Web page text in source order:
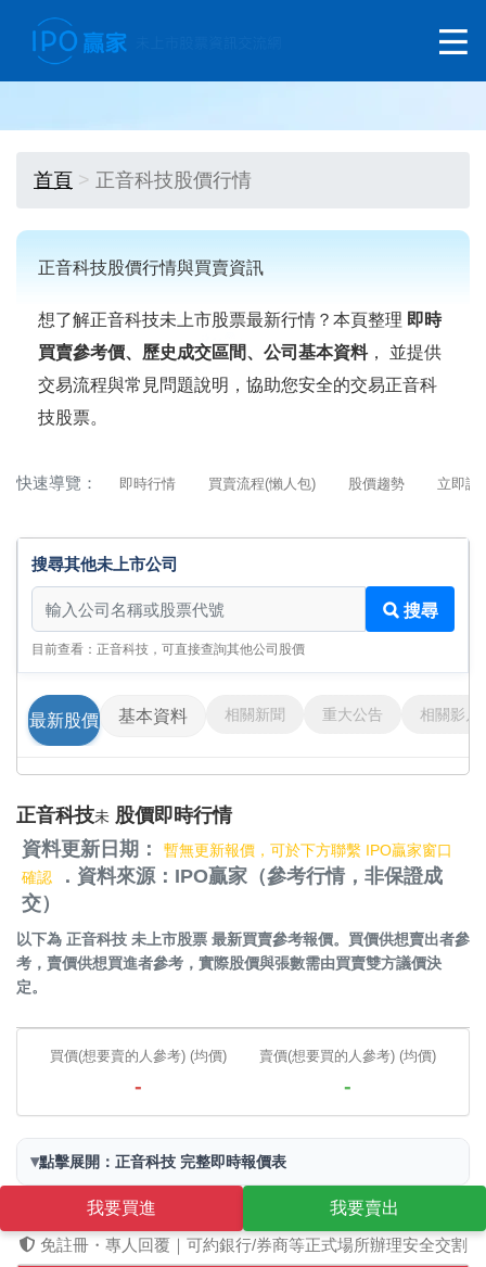
首頁 正音科技股價行情
正音科技股價行情與買賣資訊
想了解正音科技未上市股票最新行情？本頁整理 即時
買賣參考價、歷史成交區間、公司基本資料， 並提供
交易流程與常見問題說明，協助您安全的交易正音科
技股票。
快速導覽： 即時行情 買賣流程(懶人包) 股價趨勢 立即詢
搜尋其他未上市公司
搜尋其他未上市公司
搜尋
目前查看：正音科技，可直接查詢其他公司股價
最新股價 基本資料 相關新聞 重大公告 相關影片
正音科技未 股價即時行情
資料更新日期：
暫無更新報價，可於下方聯繫 IPO贏家窗口
確認
．資料來源：IPO贏家（參考行情，非保證成
交）
以下為 正音科技 未上市股票 最新買賣參考報價。買價供想賣出者參
考，賣價供想買進者參考，實際股價與張數需由買賣雙方議價決
定。
買價(想要賣的人參考) (均價)
-
賣價(想要買的人參考) (均價)
-
▾點擊展開：正音科技 完整即時報價表
我要買進
我要賣出
免註冊・專人回覆｜可約銀行/券商等正式場所辦理安全交割